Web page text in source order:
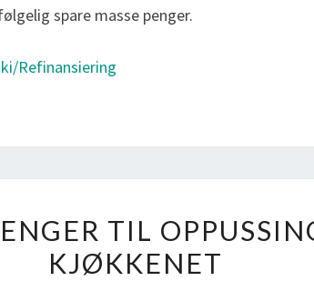
spare masse penger.
Refinansiering
PENGER
TIL
TIL
KJØKKENET